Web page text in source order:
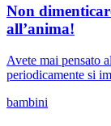
Non
all’anima!
Avete mai pensato
periodicamente si
bambini